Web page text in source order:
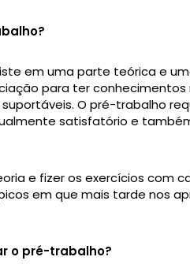
em uma parte teórica e
para ter
O pré-trabalho
satisfatório e
e fizer os exercícios com
em que mais tarde nos
o pré-trabalho?